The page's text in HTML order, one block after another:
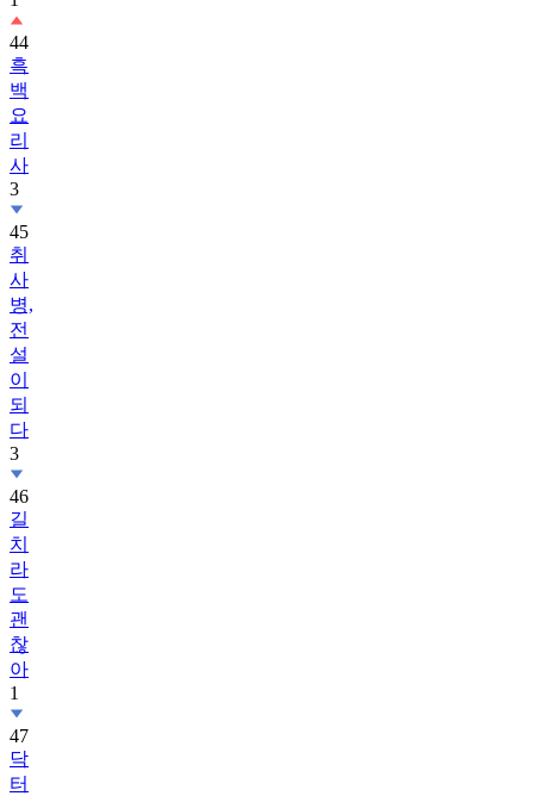
44
흑
백
요
리
사
3
45
취
사
병,
전
설
이
되
다
3
46
길
치
라
도
괜
찮
아
1
47
닥
터